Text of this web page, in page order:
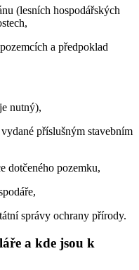
(lesních hospodářských
a předpoklad
nutný),
příslušným stavebním
dotčeného pozemku,
správy ochrany přírody.
a kde jsou k